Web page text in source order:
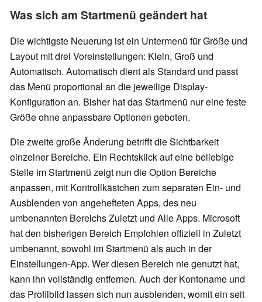
Was sich am Startmenü geändert hat
Die wichtigste Neuerung ist ein Untermenü für Größe und
Layout mit drei Voreinstellungen: Klein, Groß und
Automatisch. Automatisch dient als Standard und passt
das Menü proportional an die jeweilige Display-
Konfiguration an. Bisher hat das Startmenü nur eine feste
Größe ohne anpassbare Optionen geboten.
Die zweite große Änderung betrifft die Sichtbarkeit
einzelner Bereiche. Ein Rechtsklick auf eine beliebige
Stelle im Startmenü zeigt nun die Option Bereiche
anpassen, mit Kontrollkästchen zum separaten Ein- und
Ausblenden von angehefteten Apps, des neu
umbenannten Bereichs Zuletzt und Alle Apps. Microsoft
hat den bisherigen Bereich Empfohlen offiziell in Zuletzt
umbenannt, sowohl im Startmenü als auch in der
Einstellungen-App. Wer diesen Bereich nie genutzt hat,
kann ihn vollständig entfernen. Auch der Kontoname und
das Profilbild lassen sich nun ausblenden, womit ein seit